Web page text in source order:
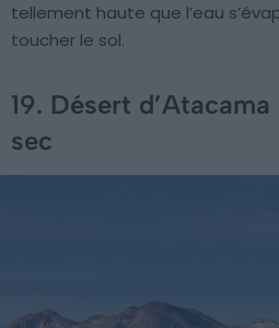
tellement haute que l’eau
toucher le sol.
19. Désert
sec